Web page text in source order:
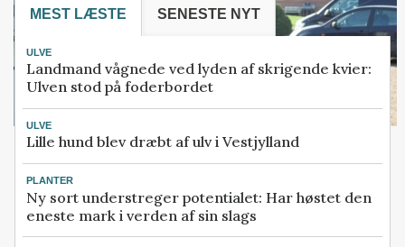
MEST LÆSTE SENESTE NYT
ULVE
Landmand vågnede ved lyden af skrigende kvier:
Ulven stod på foderbordet
ULVE
Lille hund blev dræbt af ulv i Vestjylland
PLANTER
Ny sort understreger potentialet: Har høstet den
eneste mark i verden af sin slags